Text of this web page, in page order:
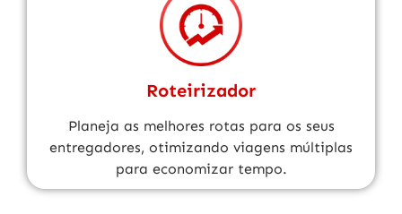
Roteirizador
Planeja as melhores rotas para os seus
entregadores, otimizando viagens múltiplas
para economizar tempo.